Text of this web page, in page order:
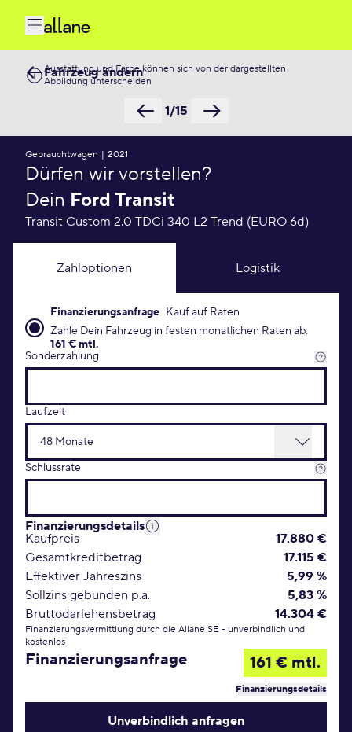
Ausstattung und Farbe können sich von der dargestellten
Abbildung unterscheiden
1/15
Fahrzeug ändern
Gebrauchtwagen | 2021
Dürfen wir vorstellen?
Dein Ford Transit
Transit Custom 2.0 TDCi 340 L2 Trend (EURO 6d)
Zahloptionen Logistik
Finanzierungsanfrage Konditionen
Finanzierungsanfrage Kauf auf Raten
Zahle Dein Fahrzeug in festen monatlichen Raten ab.
161 € mtl.
Sonderzahlung
Laufzeit
Schlussrate
Finanzierungsdetails
Kaufpreis
17.880 €
Gesamtkreditbetrag
17.115 €
Effektiver Jahreszins
5,99 %
Sollzins gebunden p.a.
5,83 %
Bruttodarlehensbetrag
14.304 €
Finanzierungsvermittlung durch die Allane SE - unverbindlich und
kostenlos
Finanzierungsanfrage 161 € mtl.
Finanzierungsdetails
Unverbindlich anfragen